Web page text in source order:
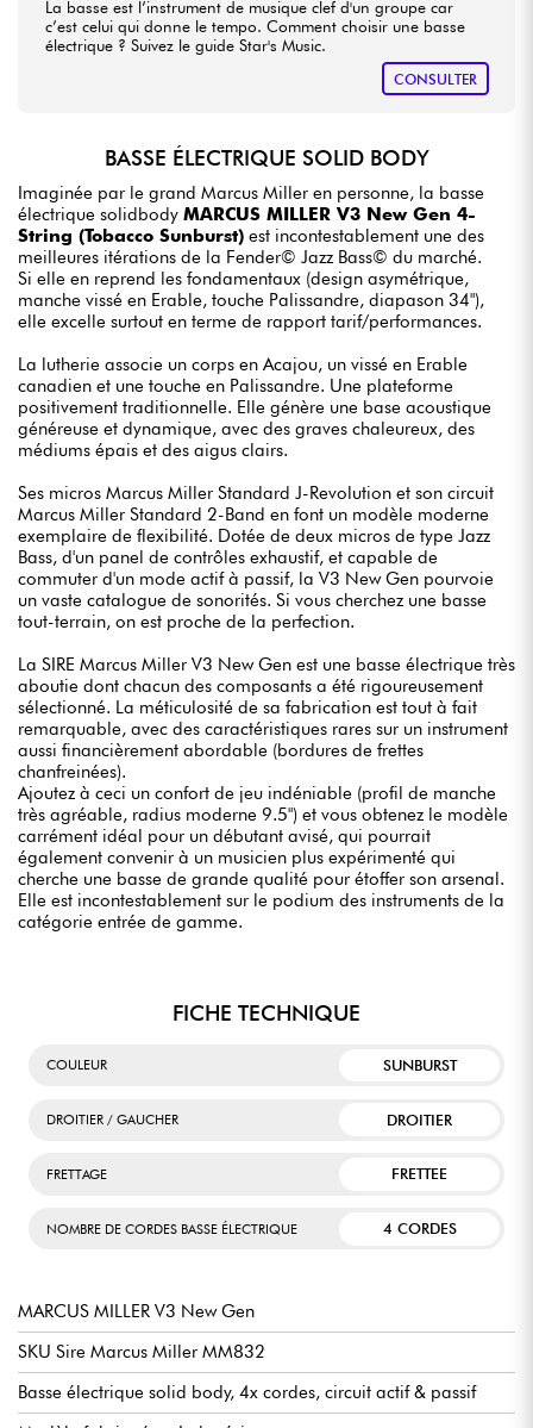
La basse est l’instrument de musique clef d'un groupe car
c’est celui qui donne le tempo. Comment choisir une basse
électrique ? Suivez le guide Star's Music.
CONSULTER
BASSE ÉLECTRIQUE SOLID BODY
Imaginée par le grand Marcus Miller en personne, la basse
électrique solidbody MARCUS MILLER V3 New Gen 4-
String (Tobacco Sunburst) est incontestablement une des
meilleures itérations de la Fender© Jazz Bass© du marché.
Si elle en reprend les fondamentaux (design asymétrique,
manche vissé en Erable, touche Palissandre, diapason 34"),
elle excelle surtout en terme de rapport tarif/performances.
La lutherie associe un corps en Acajou, un vissé en Erable
canadien et une touche en Palissandre. Une plateforme
positivement traditionnelle. Elle génère une base acoustique
généreuse et dynamique, avec des graves chaleureux, des
médiums épais et des aigus clairs.
Ses micros Marcus Miller Standard J-Revolution et son circuit
Marcus Miller Standard 2-Band en font un modèle moderne
exemplaire de flexibilité. Dotée de deux micros de type Jazz
Bass, d'un panel de contrôles exhaustif, et capable de
commuter d'un mode actif à passif, la V3 New Gen pourvoie
un vaste catalogue de sonorités. Si vous cherchez une basse
tout-terrain, on est proche de la perfection.
La SIRE Marcus Miller V3 New Gen est une basse électrique très
aboutie dont chacun des composants a été rigoureusement
sélectionné. La méticulosité de sa fabrication est tout à fait
remarquable, avec des caractéristiques rares sur un instrument
aussi financièrement abordable (bordures de frettes
chanfreinées).
Ajoutez à ceci un confort de jeu indéniable (profil de manche
très agréable, radius moderne 9.5") et vous obtenez le modèle
carrément idéal pour un débutant avisé, qui pourrait
également convenir à un musicien plus expérimenté qui
cherche une basse de grande qualité pour étoffer son arsenal.
Elle est incontestablement sur le podium des instruments de la
catégorie entrée de gamme.
FICHE TECHNIQUE
COULEUR SUNBURST
DROITIER / GAUCHER DROITIER
FRETTAGE FRETTEE
NOMBRE DE CORDES BASSE ÉLECTRIQUE 4 CORDES
MARCUS MILLER V3 New Gen
SKU Sire Marcus Miller MM832
Basse électrique solid body, 4x cordes, circuit actif & passif